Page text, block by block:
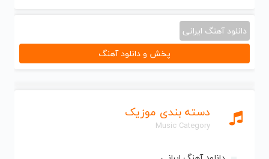
دسته بندی موزیک
Music Category
دانلود آهنگ ایرانی
پخش و دانلود آهنگ